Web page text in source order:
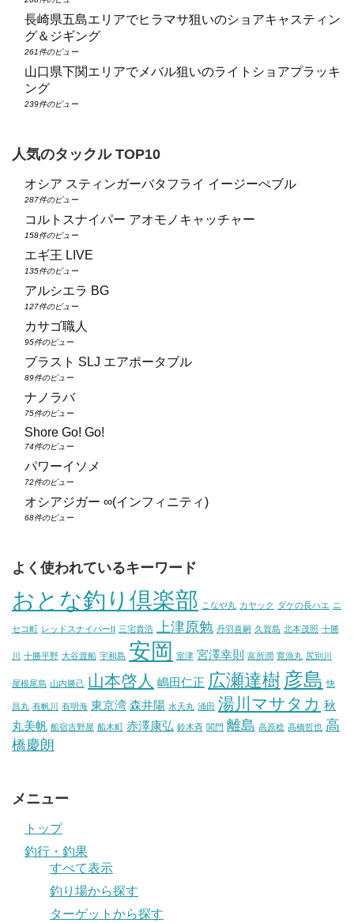
長崎県五島エリアでヒラマサ狙いのショアキャスティン
グ＆ジギング
261件のビュー
山口県下関エリアでメバル狙いのライトショアプラッキ
ング
239件のビュー
人気のタックル TOP10
オシア スティンガーバタフライ イージーぺブル
287件のビュー
コルトスナイパー アオモノキャッチャー
158件のビュー
エギ王 LIVE
135件のビュー
アルシエラ BG
127件のビュー
カサゴ職人
95件のビュー
ブラスト SLJ エアポータブル
89件のビュー
ナノラバ
75件のビュー
Shore Go! Go!
74件のビュー
パワーイソメ
72件のビュー
オシアジガー ∞(インフィニティ)
68件のビュー
よく使われているキーワード
おとな釣り倶楽部 こなや丸 カヤック ダケの長ハエ ニ
セコ町 レッドスナイパーII 三宅貴浩 上津原勉 丹羽喜嗣 久賀島 北本茂照 十勝
川 十勝平野 大谷渡船 宇和島 安岡 室津 宮澤幸則 富所潤 寛漁丸 尻別川
屋根尾島 山内勝己 山本啓人 嶋田仁正 広瀬達樹 彦島 快
昌丸 有帆川 有明海 東京湾 森井陽 水天丸 涌田 湯川マサタカ 秋
丸美帆 船宿吉野屋 船木町 赤澤康弘 鈴木斉 関門 離島 高原稔 高橋哲也 高
橋慶朗
メニュー
トップ
釣行・釣果
すべて表示
釣り場から探す
ターゲットから探す